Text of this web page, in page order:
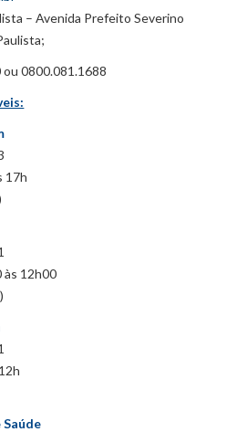
– Avenida Prefeito Severino
0800.081.1688
17h
às 12h00
Saúde